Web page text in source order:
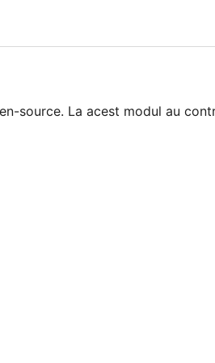
source. La acest modul au